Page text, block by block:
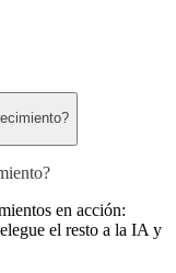
en acción:
el resto a la IA y